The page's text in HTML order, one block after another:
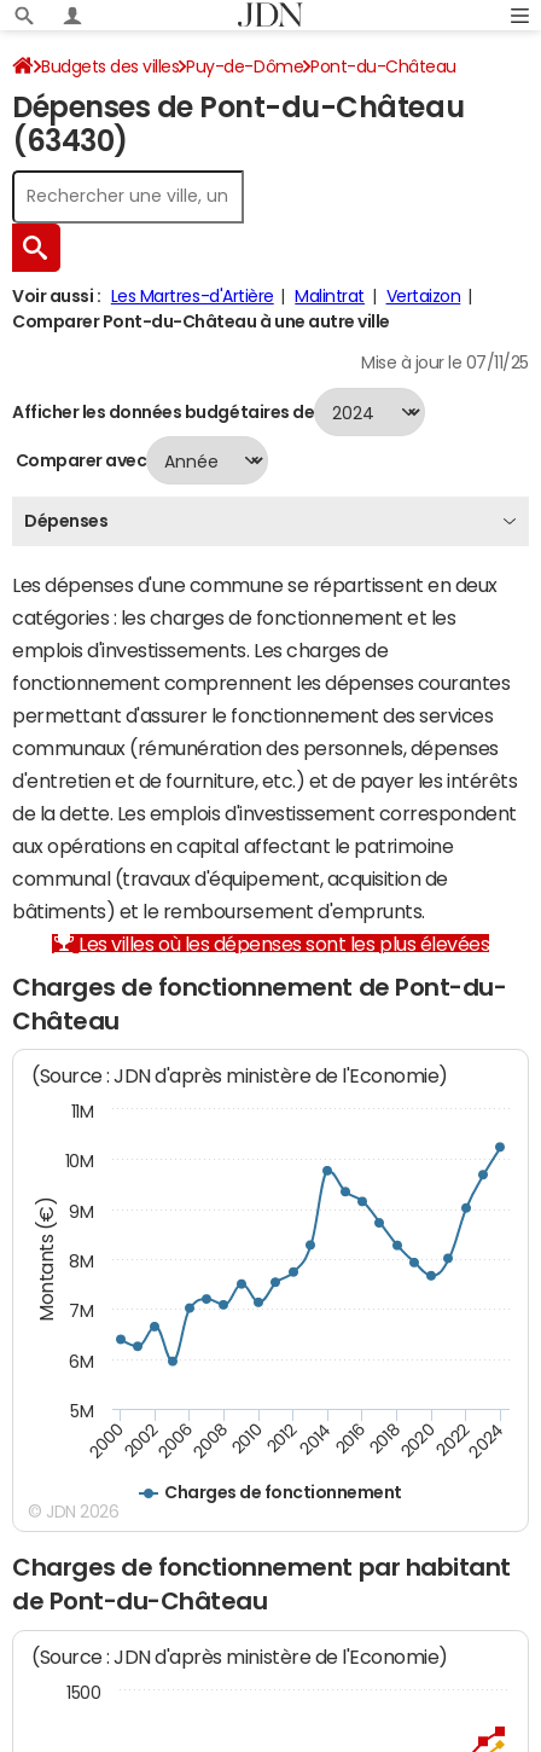
Budgets des villes Puy-de-Dôme Pont-du-Château
Dépenses 2024
Dépenses de Pont-du-Château
(63430)
Voir aussi : Les Martres-d'Artière Malintrat
Vertaizon
Comparer Pont-du-Château à une autre ville
Mise à jour le 07/11/25
Afficher les données budgétaires de
Comparer avec
Dépenses
Les dépenses d'une commune se répartissent en deux
catégories : les charges de fonctionnement et les
emplois d'investissements. Les charges de
fonctionnement comprennent les dépenses courantes
permettant d'assurer le fonctionnement des services
communaux (rémunération des personnels, dépenses
d'entretien et de fourniture, etc.) et de payer les intérêts
de la dette. Les emplois d'investissement correspondent
aux opérations en capital affectant le patrimoine
communal (travaux d'équipement, acquisition de
bâtiments) et le remboursement d'emprunts.
Les villes où les dépenses sont les plus élevées
Charges de fonctionnement de Pont-du-
Château
Montants (€)
(Source : JDN d'après ministère de l'Economie)
Charges de fonctionnement
200020022006200820102012201420162018202020222024
5M
6M
7M
8M
9M
10M
11M
© JDN 2026
Charges de fonctionnement par habitant
de Pont-du-Château
(Source : JDN d'après ministère de l'Economie)
1500